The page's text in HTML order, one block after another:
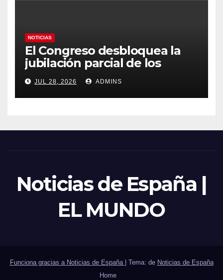
NOTICIAS
El Congreso desbloquea la
jubilación parcial de los
trabajadores laborales del
sector público
JUL 28, 2026 ADMINS
Noticias de España |
EL MUNDO
Funciona gracias a Noticias de España Tema: de Noticias de España
Home